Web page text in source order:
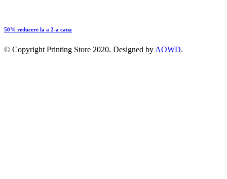
50% reducere la a 2-a cana
© Copyright Printing Store 2020. Designed by AOWD.